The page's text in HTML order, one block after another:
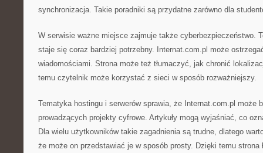
synchronizacja. Takie poradniki są przydatne zarówno dla
W serwisie ważne miejsce zajmuje także cyberbezpieczeństwo.
staje się coraz bardziej potrzebny. Internat.com.pl może
wiadomościami. Strona może też tłumaczyć, jak chronić
temu czytelnik może korzystać z sieci w sposób rozważniejszy.
Tematyka hostingu i serwerów sprawia, że Internat.com.pl może
prowadzących projekty cyfrowe. Artykuły mogą wyjaśniać, co
Dla wielu użytkowników takie zagadnienia są trudne, dlatego
że może on przedstawiać je w sposób prosty. Dzięki temu strona